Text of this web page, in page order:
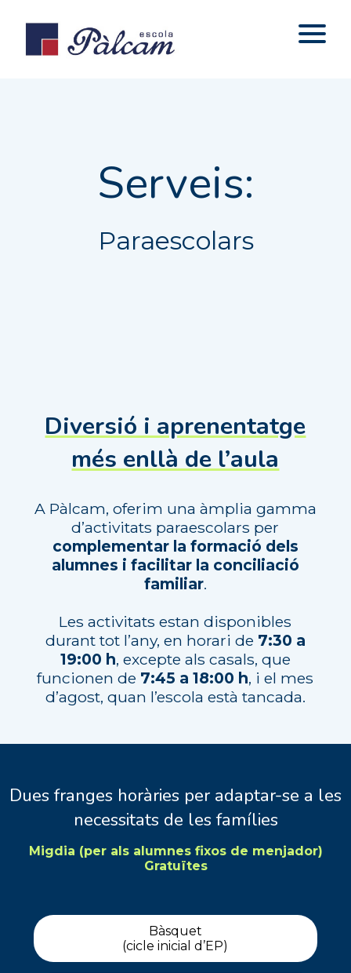
Serveis:
Paraescolars
Diversió i aprenentatge
més enllà de l’aula
A Pàlcam, oferim una àmplia gamma
d’activitats paraescolars per
complementar la formació dels
alumnes i facilitar la conciliació
familiar.
Les activitats estan disponibles
durant tot l’any, en horari de 7:30 a
19:00 h, excepte als casals, que
funcionen de 7:45 a 18:00 h, i el mes
d’agost, quan l’escola està tancada.
Dues franges horàries per adaptar-se a les
necessitats de les famílies
Migdia (per als alumnes fixos de menjador)
Gratuïtes
Bàsquet
(cicle inicial d’EP)